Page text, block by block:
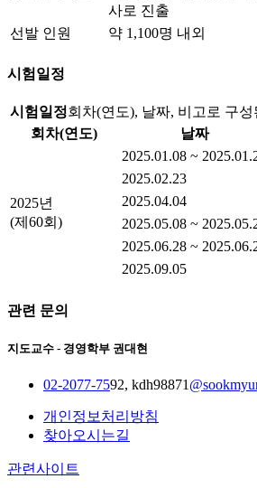
사로 진출
선발 인원
약 1,100명 내외
시험일정
시험일정회차(연도), 날짜, 비고로 구
회차(연도)
날짜
2025년
(제60회)
2025.01.08 ~
2025.02.23
2025.04.04
2025.05.08 ~
2025.06.28 ~
2025.09.05
관련 문의
지도교수 - 경영학부 권대현
02-2077-7592, kdh98871
개인정보처리방침
찾아오시는길
관련사이트